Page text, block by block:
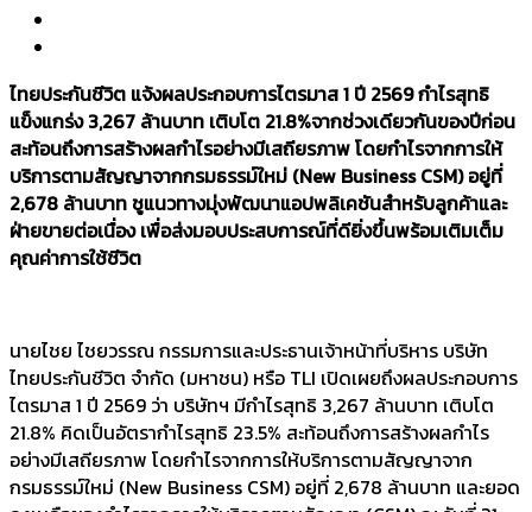
ไทยประกันชีวิต แจ้งผลประกอบการไตรมาส 1 ปี 2569 กำไรสุทธิ
แข็งแกร่ง 3,267 ล้านบาท เติบโต 21.8%จากช่วงเดียวกันของปีก่อน
สะท้อนถึงการสร้างผลกำไรอย่างมีเสถียรภาพ โดยกำไรจากการให้
บริการตามสัญญาจากกรมธรรม์ใหม่ (New Business CSM) อยู่ที่
2,678 ล้านบาท ชูแนวทางมุ่งพัฒนาแอปพลิเคชันสำหรับลูกค้าและ
ฝ่ายขายต่อเนื่อง เพื่อส่งมอบประสบการณ์ที่ดียิ่งขึ้นพร้อมเติมเต็ม
คุณค่าการใช้ชีวิต
นายไชย ไชยวรรณ กรรมการและประธานเจ้าหน้าที่บริหาร บริษัท
ไทยประกันชีวิต จำกัด (มหาชน) หรือ TLI เปิดเผยถึงผลประกอบการ
ไตรมาส 1 ปี 2569 ว่า บริษัทฯ มีกำไรสุทธิ 3,267 ล้านบาท เติบโต
21.8% คิดเป็นอัตรากำไรสุทธิ 23.5% สะท้อนถึงการสร้างผลกำไร
อย่างมีเสถียรภาพ โดยกำไรจากการให้บริการตามสัญญาจาก
กรมธรรม์ใหม่ (New Business CSM) อยู่ที่ 2,678 ล้านบาท และยอด